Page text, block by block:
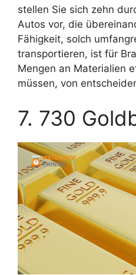
stellen Sie sich zehn
Autos vor, die
Fähigkeit, solch
transportieren, ist für
Mengen an Materialien
müssen, von
7. 730